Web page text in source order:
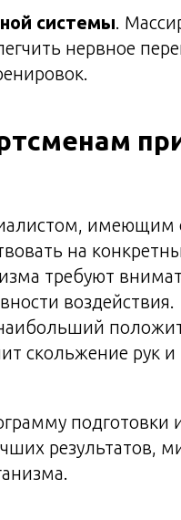
системы.
нервное
имеющим
на
требуют
воздействия.
наибольший
скольжение рук
подготовки
результатов,